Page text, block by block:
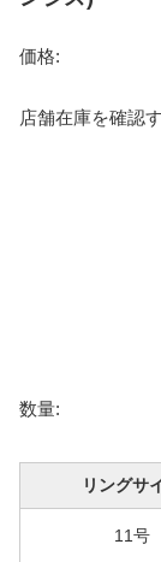
価格:
店舗在庫を確認
数量:
リングサ
11号